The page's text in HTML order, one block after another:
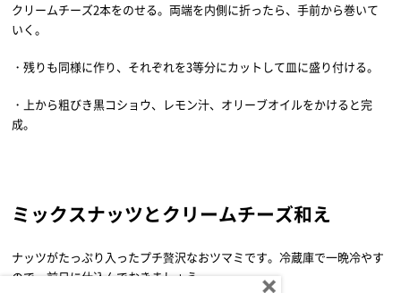
クリームチーズ2本をのせる。両端を内側に折ったら、手前から巻いて
いく。
・残りも同様に作り、それぞれを3等分にカットして皿に盛り付ける。
・上から粗びき黒コショウ、レモン汁、オリーブオイルをかけると完
成。
ミックスナッツとクリームチーズ和え
ナッツがたっぷり入ったプチ贅沢なおツマミです。冷蔵庫で一晩冷やす
ので、前日に仕込んでおきましょう。